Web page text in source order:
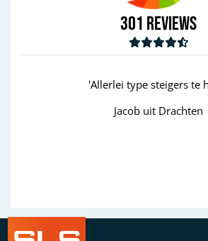
301 Reviews
'Allerlei type steigers te huur'
Jacob uit Drachten